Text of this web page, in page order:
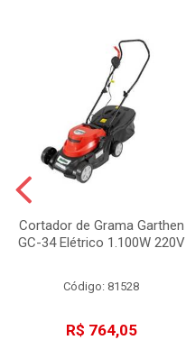
Cortador de Grama Garthen
GC-34 Elétrico 1.100W 220V
Código: 81528
R$ 764,05